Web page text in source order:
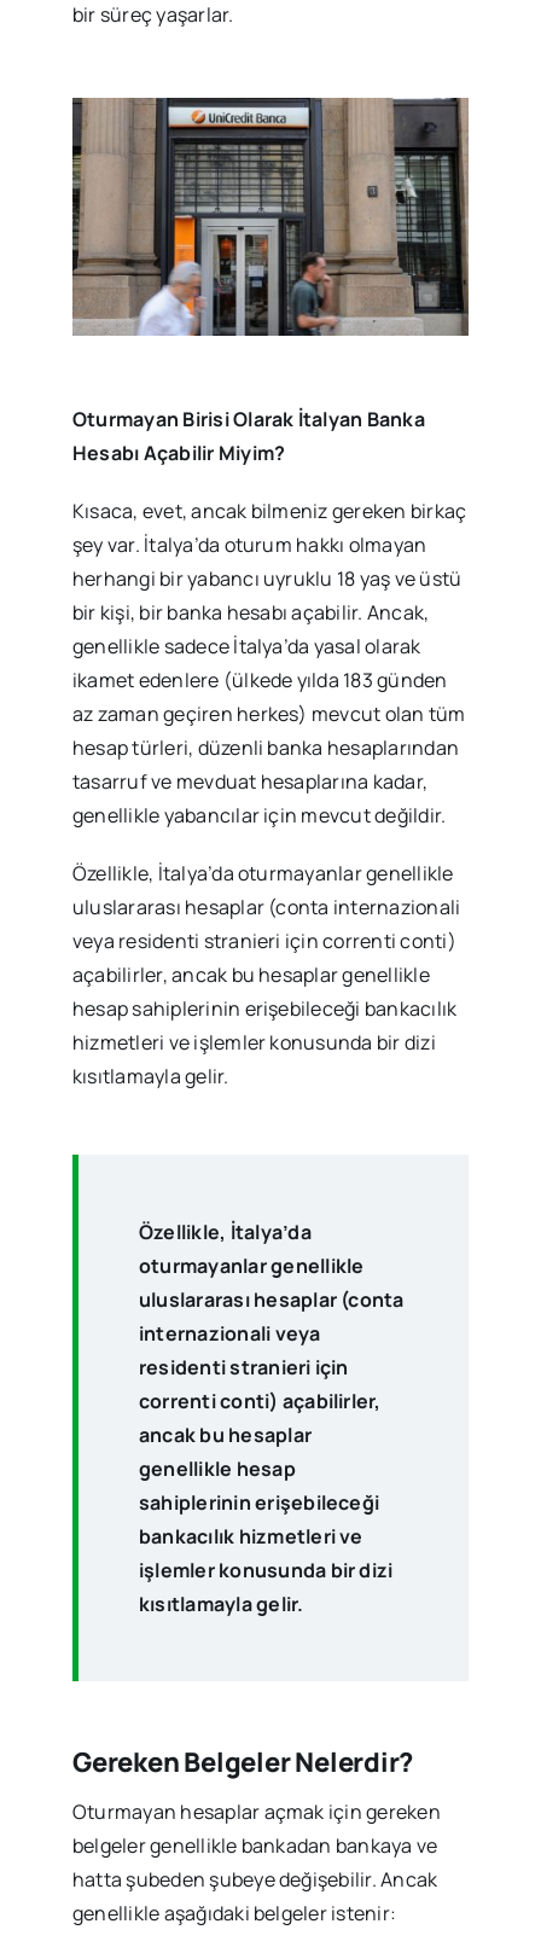
bir süreç yaşarlar.
Oturmayan Birisi Olarak İtalyan Banka
Hesabı Açabilir Miyim?
Kısaca, evet, ancak bilmeniz gereken birkaç
şey var. İtalya’da oturum hakkı olmayan
herhangi bir yabancı uyruklu 18 yaş ve üstü
bir kişi, bir banka hesabı açabilir. Ancak,
genellikle sadece İtalya’da yasal olarak
ikamet edenlere (ülkede yılda 183 günden
az zaman geçiren herkes) mevcut olan tüm
hesap türleri, düzenli banka hesaplarından
tasarruf ve mevduat hesaplarına kadar,
genellikle yabancılar için mevcut değildir.
Özellikle, İtalya’da oturmayanlar genellikle
uluslararası hesaplar (conta internazionali
veya residenti stranieri için correnti conti)
açabilirler, ancak bu hesaplar genellikle
hesap sahiplerinin erişebileceği bankacılık
hizmetleri ve işlemler konusunda bir dizi
kısıtlamayla gelir.
Özellikle, İtalya’da
oturmayanlar genellikle
uluslararası hesaplar (conta
internazionali veya
residenti stranieri için
correnti conti) açabilirler,
ancak bu hesaplar
genellikle hesap
sahiplerinin erişebileceği
bankacılık hizmetleri ve
işlemler konusunda bir dizi
kısıtlamayla gelir.
Gereken Belgeler Nelerdir?
Oturmayan hesaplar açmak için gereken
belgeler genellikle bankadan bankaya ve
hatta şubeden şubeye değişebilir. Ancak
genellikle aşağıdaki belgeler istenir: